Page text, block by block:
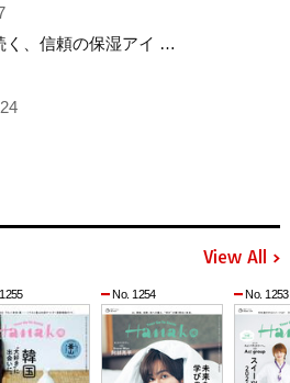
く、信頼の保湿アイ …
View All
No. 1254 No. 1253